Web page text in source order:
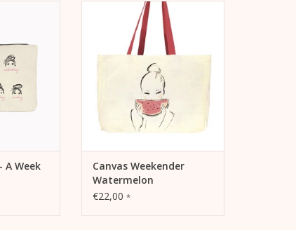
A Week
Canvas Weekender Watermelon
Als Shopper, Handtasche,
Beachbag, ...
ZUM WARENKORB HINZUFÜGEN
Canvas Weekender
Watermelon
€22,00 *